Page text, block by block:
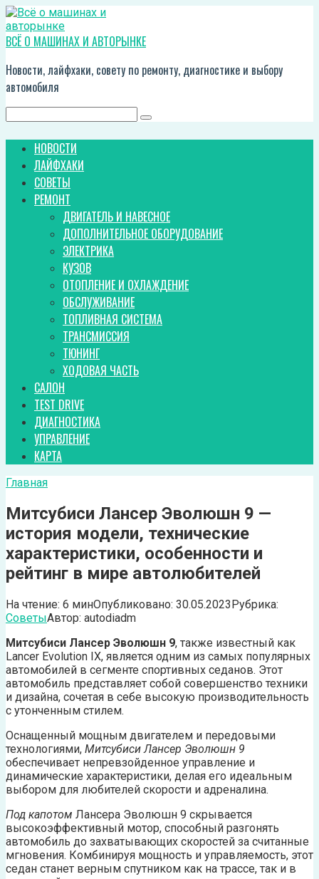
Перейти
к
контенту
ВСЁ О МАШИНАХ И АВТОРЫНКЕ
Новости, лайфхаки, совету по ремонту, диагностике и выбору
автомобиля
НОВОСТИ
ЛАЙФХАКИ
СОВЕТЫ
РЕМОНТ
ДВИГАТЕЛЬ И НАВЕСНОЕ
ДОПОЛНИТЕЛЬНОЕ ОБОРУДОВАНИЕ
ЭЛЕКТРИКА
КУЗОВ
ОТОПЛЕНИЕ И ОХЛАЖДЕНИЕ
ОБСЛУЖИВАНИЕ
ТОПЛИВНАЯ СИСТЕМА
ТРАНСМИССИЯ
ТЮНИНГ
ХОДОВАЯ ЧАСТЬ
САЛОН
TEST DRIVE
ДИАГНОСТИКА
УПРАВЛЕНИЕ
КАРТА
Главная
Митсубиси Лансер Эволюшн 9 —
история модели, технические
характеристики, особенности и
рейтинг в мире автолюбителей
На чтение: 6 минОпубликовано: 30.05.2023Рубрика:
СоветыАвтор: autodiadm
Митсубиси Лансер Эволюшн 9, также известный как
Lancer Evolution IX, является одним из самых популярных
автомобилей в сегменте спортивных седанов. Этот
автомобиль представляет собой совершенство техники
и дизайна, сочетая в себе высокую производительность
с утонченным стилем.
Оснащенный мощным двигателем и передовыми
технологиями, Митсубиси Лансер Эволюшн 9
обеспечивает непревзойденное управление и
динамические характеристики, делая его идеальным
выбором для любителей скорости и адреналина.
Под капотом Лансера Эволюшн 9 скрывается
высокоэффективный мотор, способный разгонять
автомобиль до захватывающих скоростей за считанные
мгновения. Комбинируя мощность и управляемость, этот
седан станет верным спутником как на трассе, так и в